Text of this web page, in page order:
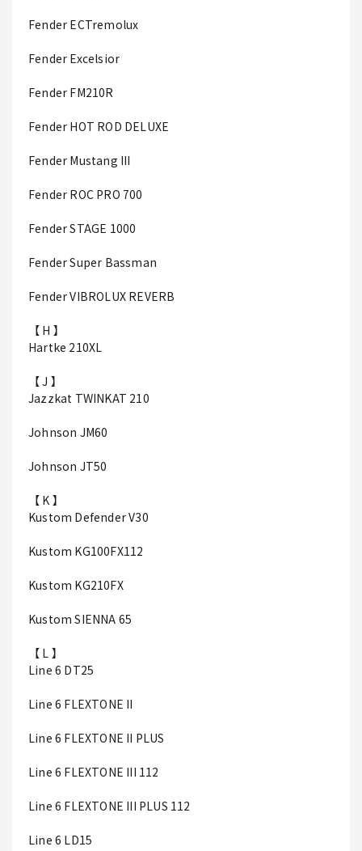
Fender ECTremolux
Fender Excelsior
Fender FM210R
Fender HOT ROD DELUXE
Fender Mustang III
Fender ROC PRO 700
Fender STAGE 1000
Fender Super Bassman
Fender VIBROLUX REVERB
【 H 】
Hartke 210XL
【 J 】
Jazzkat TWINKAT 210
Johnson JM60
Johnson JT50
【 K 】
Kustom Defender V30
Kustom KG100FX112
Kustom KG210FX
Kustom SIENNA 65
【 L 】
Line 6 DT25
Line 6 FLEXTONE II
Line 6 FLEXTONE II PLUS
Line 6 FLEXTONE III 112
Line 6 FLEXTONE III PLUS 112
Line 6 LD15